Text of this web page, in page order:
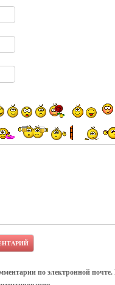
по электронной